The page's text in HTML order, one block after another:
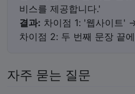
비스를 제공합니다.'
결과: 차이점 1: '웹사이트'
차이점 2: 두 번째 문장 끝
자주 묻는 질문